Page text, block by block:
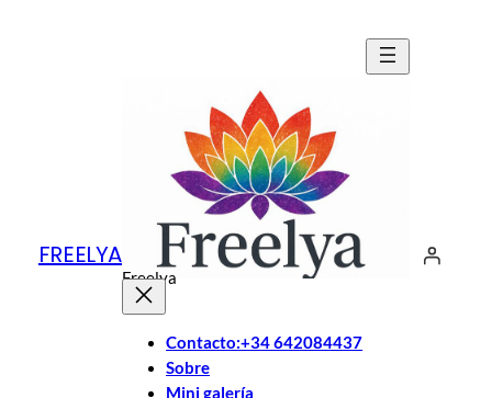
FREELYA
Freelya
Contacto:+34 642084437
Sobre
Mini galería